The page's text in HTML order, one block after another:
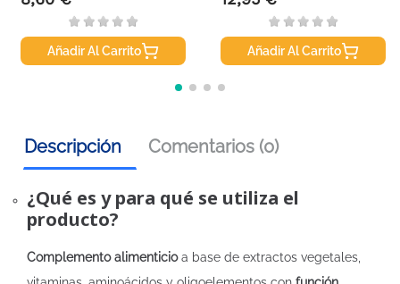
Añadir Al Carrito Añadir Al Carrito
Descripción Comentarios (0)
¿Qué es y para qué se utiliza el
producto?
Complemento alimenticioa base de extractos vegetales,